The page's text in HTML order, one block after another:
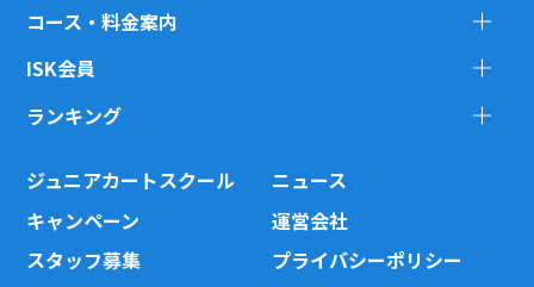
コース・料金案内
ISK会員
ランキング
ジュニアカートスクール
ニュース
キャンペーン
運営会社
スタッフ募集
プライバシーポリシー